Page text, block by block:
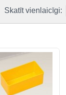
Skatīt vienlaicīgi: